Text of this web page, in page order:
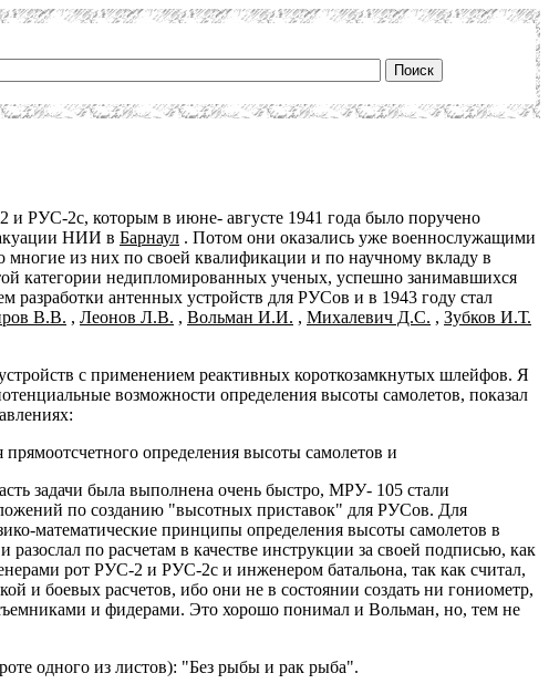
РУС-2с, которым в июне- августе 1941 года было поручено
НИИ в Барнаул . Потом они оказались уже военнослужащими
из них по своей квалификации и по научному вкладу в
категории недипломированных ученых, успешно занимавшихся
антенных устройств для РУСов и в 1943 году стал
В.В. , Леонов Л.В. , Вольман И.И. , Михалевич Д.С. , Зубков И.Т.
с применением реактивных короткозамкнутых шлейфов. Я
возможности определения высоты самолетов, показал
определения высоты самолетов и
задачи была выполнена очень быстро, МРУ- 105 стали
по созданию "высотных приставок" для РУСов. Для
математические принципы определения высоты самолетов в
по расчетам в качестве инструкции за своей подписью, как
рот РУС-2 и РУС-2с и инженером батальона, так как считал,
и боевых расчетов, ибо они не в состоянии создать ни гониометр,
и фидерами. Это хорошо понимал и Вольман, но, тем не
одного из листов): "Без рыбы и рак рыба".